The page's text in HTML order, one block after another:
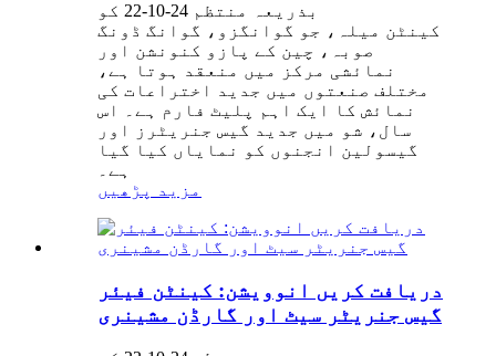
بذریعہ منتظم 24-10-22 کو
کینٹن میلہ، جو گوانگزو، گوانگ ڈونگ
صوبہ، چین کے پازو کنونشن اور
نمائشی مرکز میں منعقد ہوتا ہے،
مختلف صنعتوں میں جدید اختراعات کی
نمائش کا ایک اہم پلیٹ فارم ہے۔ اس
سال، شو میں جدید گیس جنریٹرز اور
گیسولین انجنوں کو نمایاں کیا گیا
ہے۔
مزید پڑھیں
دریافت کریں انوویشن: کینٹن فیئر
گیس جنریٹر سیٹ اور گارڈن مشینری